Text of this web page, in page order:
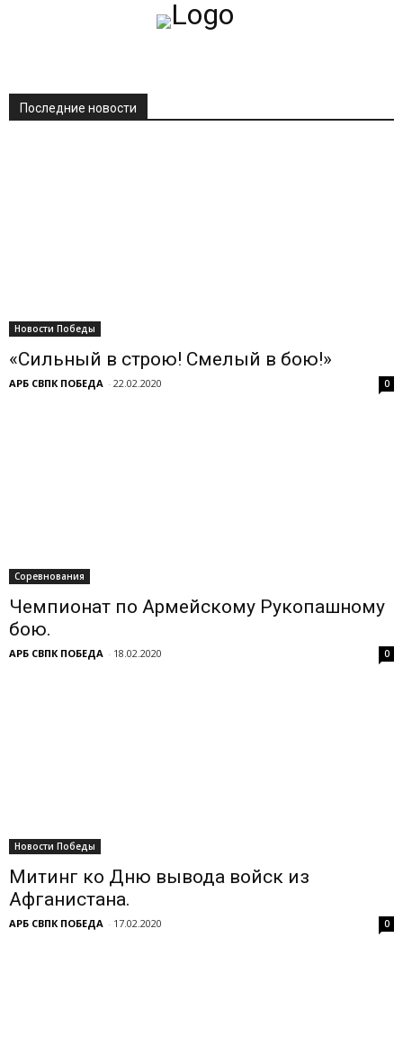
Последние новости
Новости Победы
«Сильный в строю! Смелый в бою!»
АРБ СВПК ПОБЕДА - 22.02.2020 0
Соревнования
Чемпионат по Армейскому Рукопашному
бою.
АРБ СВПК ПОБЕДА - 18.02.2020 0
Новости Победы
Митинг ко Дню вывода войск из
Афганистана.
АРБ СВПК ПОБЕДА - 17.02.2020 0